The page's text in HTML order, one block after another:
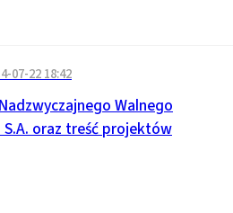
07-22 18:42
Walnego
S.A. oraz treść projektów